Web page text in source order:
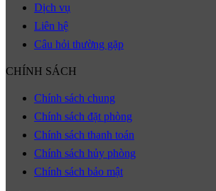
Dịch vụ
Liên hệ
Câu hỏi thường gặp
CHÍNH SÁCH
Chính sách chung
Chính sách đặt phòng
Chính sách thanh toán
Chính sách hủy phòng
Chính sách bảo mật